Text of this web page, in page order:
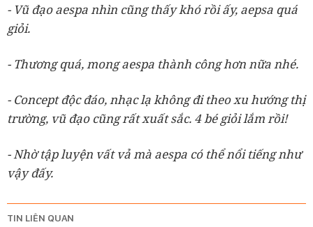
- Vũ đạo aespa nhìn cũng thấy khó rồi ấy, aepsa quá
giỏi.
- Thương quá, mong aespa thành công hơn nữa nhé.
- Concept độc đáo, nhạc lạ không đi theo xu hướng thị
trường, vũ đạo cũng rất xuất sắc. 4 bé giỏi lắm rồi!
- Nhờ tập luyện vất vả mà aespa có thể nổi tiếng như
vậy đấy.
TIN LIÊN QUAN